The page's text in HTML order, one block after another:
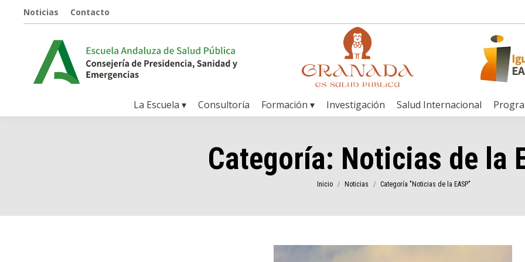
Noticias Contacto
La Escuela ▾ Consultoría Formación ▾ Investigación Salud Internacional
Categoría: Noticias de la
Estás aquí:
Inicio Noticias Categoría "Noticias de la EASP"